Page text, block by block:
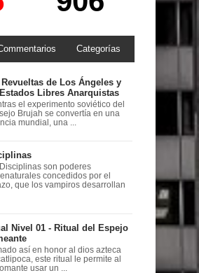
Categorías
Revueltas de Los Ángeles y
Libres Anarquistas
el experimento soviético del
Brujah se convertía en una
mundial, una ...
Disciplinas son poderes
concedidos por el
que los vampiros desarrollan
Nivel 01 - Ritual del Espejo
así en honor al dios azteca
este ritual le permite al
usar un ...